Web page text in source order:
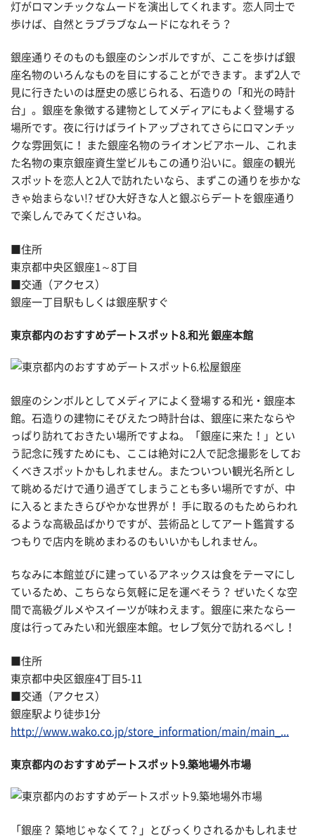
灯がロマンチックなムードを演出してくれます。恋人同士で
歩けば、自然とラブラブなムードになれそう？
銀座通りそのものも銀座のシンボルですが、ここを歩けば銀
座名物のいろんなものを目にすることができます。まず2人で
見に行きたいのは歴史の感じられる、石造りの「和光の時計
台」。銀座を象徴する建物としてメディアにもよく登場する
場所です。夜に行けばライトアップされてさらにロマンチッ
クな雰囲気に！ また銀座名物のライオンビアホール、これま
た名物の東京銀座資生堂ビルもこの通り沿いに。銀座の観光
スポットを恋人と2人で訪れたいなら、まずこの通りを歩かな
きゃ始まらない!? ぜひ大好きな人と銀ぶらデートを銀座通り
で楽しんでみてくださいね。
■住所
東京都中央区銀座1～8丁目
■交通（アクセス）
銀座一丁目駅もしくは銀座駅すぐ
東京都内のおすすめデートスポット8.和光 銀座本館
銀座のシンボルとしてメディアによく登場する和光・銀座本
館。石造りの建物にそびえたつ時計台は、銀座に来たならや
っぱり訪れておきたい場所ですよね。「銀座に来た！」とい
う記念に残すためにも、ここは絶対に2人で記念撮影をしてお
くべきスポットかもしれません。またついつい観光名所とし
て眺めるだけで通り過ぎてしまうことも多い場所ですが、中
に入るとまたきらびやかな世界が！ 手に取るのもためらわれ
るような高級品ばかりですが、芸術品としてアート鑑賞する
つもりで店内を眺めまわるのもいいかもしれません。
ちなみに本館並びに建っているアネックスは食をテーマにし
ているため、こちらなら気軽に足を運べそう？ ぜいたくな空
間で高級グルメやスイーツが味わえます。銀座に来たなら一
度は行ってみたい和光銀座本館。セレブ気分で訪れるべし！
■住所
東京都中央区銀座4丁目5-11
■交通（アクセス）
銀座駅より徒歩1分
http://www.wako.co.jp/store_information/main/main_...
東京都内のおすすめデートスポット9.築地場外市場
「銀座？ 築地じゃなくて？」とびっくりされるかもしれませ